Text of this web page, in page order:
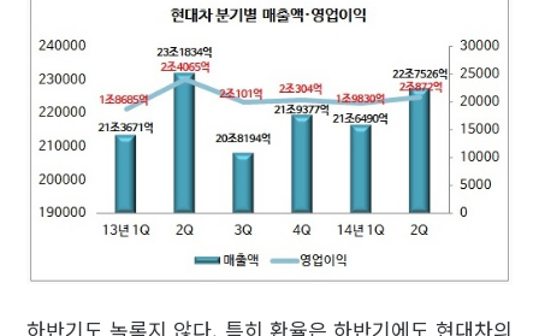
하반기도 녹록지 않다. 특히 환율은 하반기에도 현대차의